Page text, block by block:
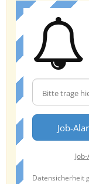
Job-
Datensicherheit